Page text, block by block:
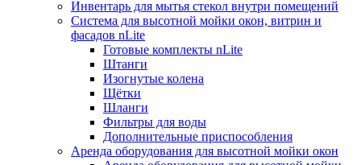
Инвентарь для мытья стекол внутри помещений
Система для высотной мойки окон, витрин и
фасадов nLite
Готовые комплекты nLite
Штанги
Изогнутые колена
Щётки
Шланги
Фильтры для воды
Дополнительные приспособления
Аренда оборудования для высотной мойки окон